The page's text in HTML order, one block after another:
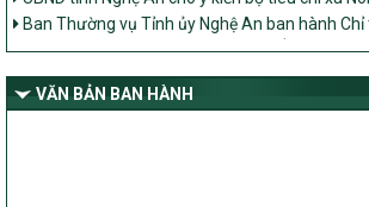
Ban Thường vụ Tỉnh ủy Nghệ An ban hành Chỉ
thực hiện Chương trình mục tiêu quốc gia xây
giảm nghèo bền vững và phát triển kinh tế – xã
dân tộc thiểu số và miền núi giai đoạn 2026 –
Nghệ An
VĂN BẢN BAN HÀNH